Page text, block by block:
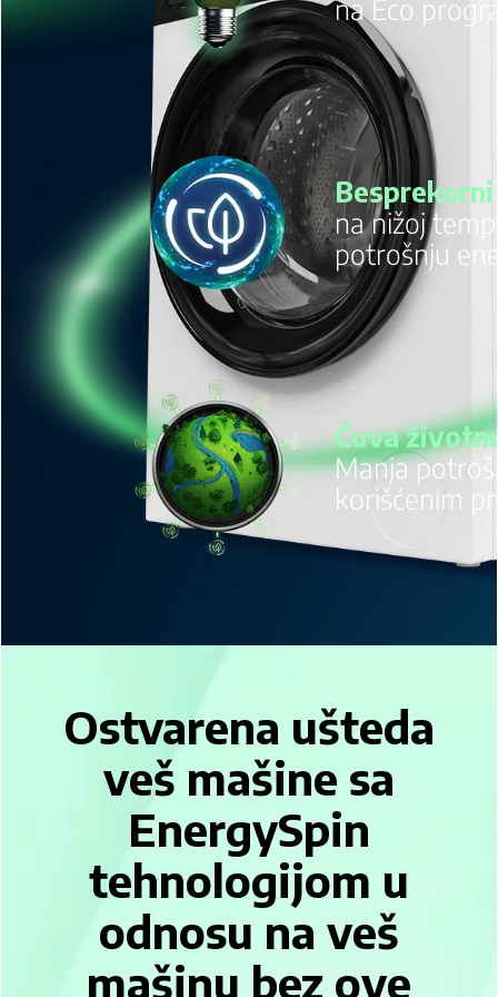
na Eco
na nižoj
potrošnju
Čuva
Manja
korišćenim
Ostvarena ušteda
veš mašine sa
EnergySpin
tehnologijom u
odnosu na veš
mašinu bez ove